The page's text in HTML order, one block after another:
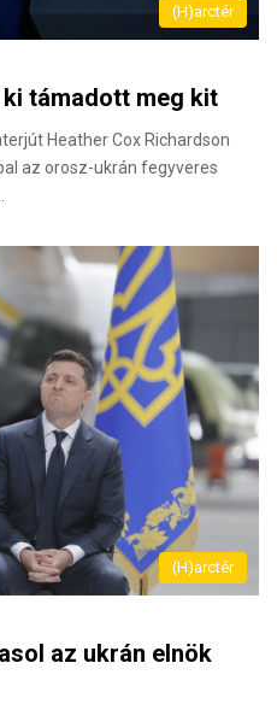
(H)arctér
támadott meg kit
Heather Cox Richardson
az orosz-ukrán fegyveres
(H)arctér
az ukrán elnök